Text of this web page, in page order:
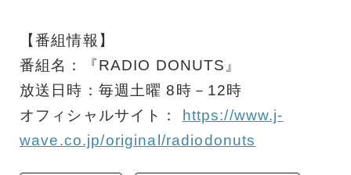
【番組情報】
番組名：『RADIO DONUTS』
放送日時：毎週土曜 8時－12時
オフィシャルサイト：
https://www.j-
wave.co.jp/original/radiodonuts